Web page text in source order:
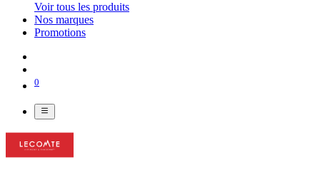
Voir tous les produits
Nos marques
Promotions
0